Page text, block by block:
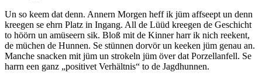
Un so keem dat denn. Annern Morgen heff ik jüm affseept un denn
kreegen se ehrn Platz in Ingang. All de Lüüd kreegen de Geschicht
to höörn un amüseern sik. Bloß mit de Kinner harr ik nich reekent,
de müchen de Hunnen. Se stünnen dorvör un keeken jüm genau an.
Manche snacken mit jüm un strokeln jüm över dat Porzellanfell. Se
harrn een ganz
positivet Verhältnis
to de Jagdhunnen.